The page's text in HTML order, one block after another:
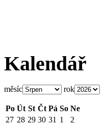
Kalendář
měsíc rok
Po Út St Čt Pá So Ne
27 28 29 30 31 1
2